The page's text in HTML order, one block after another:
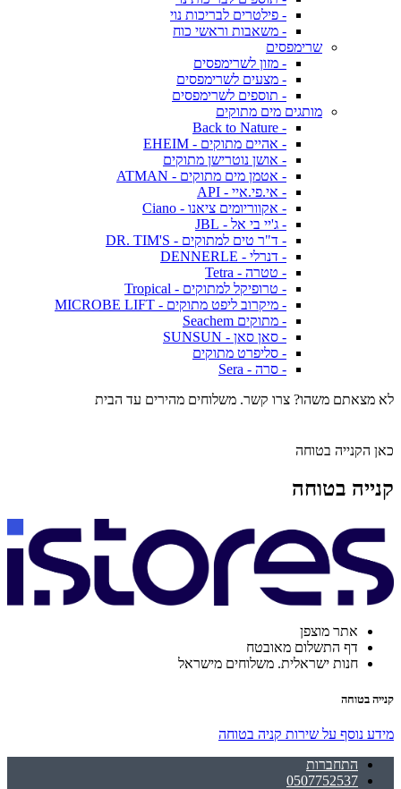
- פילטרים לבריכות נוי
- משאבות וראשי כוח
שרימפסים
- מזון לשרימפסים
- מצעים לשרימפסים
- תוספים לשרימפסים
מותגים מים מתוקים
- Back to Nature
- אהיים מתוקים - EHEIM
- אושן נוטרישן מתוקים
- אטמן מים מתוקים - ATMAN
- אי.פי.איי - API
- אקווריומים ציאנו - Ciano
- ג'יי בי אל - JBL
- ד"ר טים למתוקים - DR. TIM'S
- דנרלי - DENNERLE
- טטרה - Tetra
- טרופיקל למתוקים - Tropical
- מיקרוב ליפט מתוקים - MICROBE LIFT
- מתוקים Seachem
- סאן סאן - SUNSUN
- סליפרט מתוקים
- סרה - Sera
לא מצאתם משהו? צרו קשר. משלוחים מהירים עד הבית
כאן הקנייה בטוחה
קנייה בטוחה
אתר מוצפן
דף התשלום מאובטח
חנות ישראלית. משלוחים מישראל
קנייה בטוחה
מידע נוסף על שירות קניה בטוחה
התחברות
0507752537